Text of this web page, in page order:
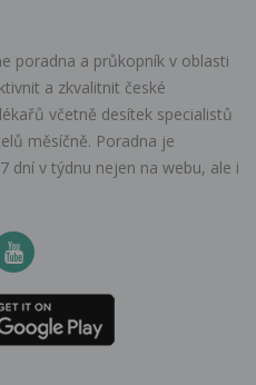
poradna a průkopník v oblasti
a zkvalitnit české
včetně desítek specialistů
měsíčně. Poradna je
dní v týdnu nejen na webu, ale i